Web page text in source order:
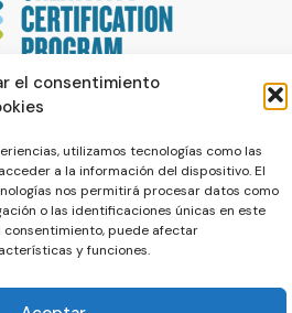
el consentimiento
utilizamos tecnologías como las
a la información del dispositivo. El
nos permitirá procesar datos como
o las identificaciones únicas en este
puede afectar
y funciones.
Paco Prieto